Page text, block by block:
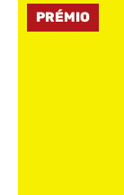
PRÉMIO